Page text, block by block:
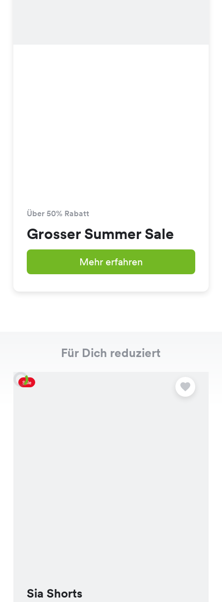
Über 50% Rabatt
Grosser Summer Sale
Mehr erfahren
Für Dich reduziert
Sale
Sia Shorts